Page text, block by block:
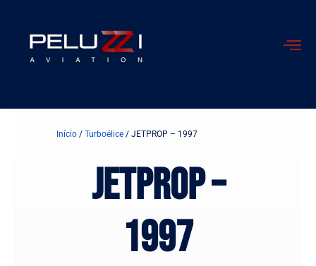
conteúdo
Início / Turboélice / JETPROP – 1997
JETPROP –
1997